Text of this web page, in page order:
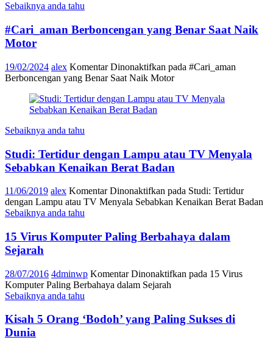
Sebaiknya anda tahu
#Cari_aman Berboncengan yang Benar Saat Naik
Motor
19/02/2024 alex Komentar Dinonaktifkan pada #Cari_aman
Berboncengan yang Benar Saat Naik Motor
Sebaiknya anda tahu
Studi: Tertidur dengan Lampu atau TV Menyala
Sebabkan Kenaikan Berat Badan
11/06/2019 alex Komentar Dinonaktifkan pada Studi: Tertidur
dengan Lampu atau TV Menyala Sebabkan Kenaikan Berat Badan
Sebaiknya anda tahu
15 Virus Komputer Paling Berbahaya dalam
Sejarah
28/07/2016 4dminwp Komentar Dinonaktifkan pada 15 Virus
Komputer Paling Berbahaya dalam Sejarah
Sebaiknya anda tahu
Kisah 5 Orang ‘Bodoh’ yang Paling Sukses di
Dunia